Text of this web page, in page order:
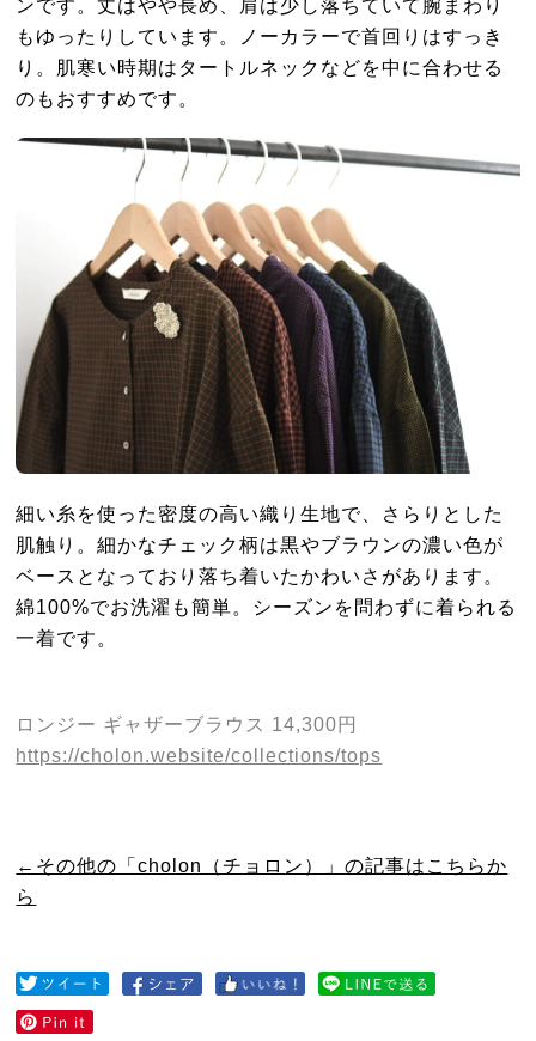
ンです。丈はやや長め、肩は少し落ちていて腕まわり
もゆったりしています。ノーカラーで首回りはすっき
り。肌寒い時期はタートルネックなどを中に合わせる
のもおすすめです。
細い糸を使った密度の高い織り生地で、さらりとした
肌触り。細かなチェック柄は黒やブラウンの濃い色が
ベースとなっており落ち着いたかわいさがあります。
綿100%でお洗濯も簡単。シーズンを問わずに着られる
一着です。
ロンジー ギャザーブラウス 14,300円
https://cholon.website/collections/tops
←その他の「cholon（チョロン）」の記事はこちらか
ら